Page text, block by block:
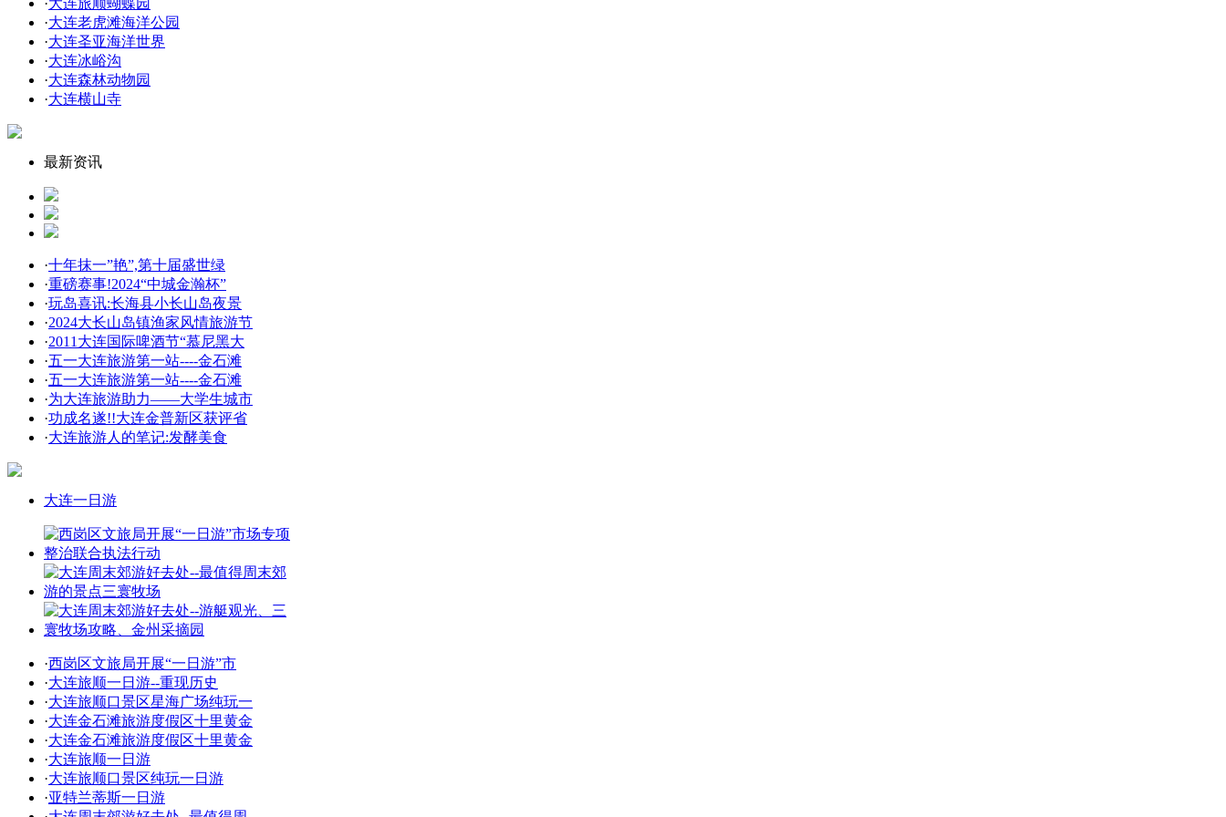
·大连旅顺蝴蝶园
·大连老虎滩海洋公园
·大连圣亚海洋世界
·大连冰峪沟
·大连森林动物园
·大连横山寺
最新资讯
·十年抹一”艳”,第十届盛世绿
·重磅赛事!2024“中城金瀚杯”
·玩岛喜讯:长海县小长山岛夜景
·2024大长山岛镇渔家风情旅游节
·2011大连国际啤酒节“慕尼黑大
·五一大连旅游第一站----金石滩
·五一大连旅游第一站----金石滩
·为大连旅游助力——大学生城市
·功成名遂!!大连金普新区获评省
·大连旅游人的笔记:发酵美食
大连一日游
·西岗区文旅局开展“一日游”市
·大连旅顺一日游--重现历史
·大连旅顺口景区星海广场纯玩一
·大连金石滩旅游度假区十里黄金
·大连金石滩旅游度假区十里黄金
·大连旅顺一日游
·大连旅顺口景区纯玩一日游
·亚特兰蒂斯一日游